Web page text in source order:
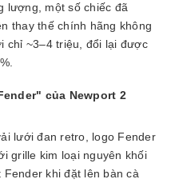
lượng, một số chiếc đã
thay thế chính hãng không
chỉ ~3–4 triệu, đổi lại được
của Newport 2
lưới đan retro, logo Fender
grille kim loại nguyên khối
khi đặt lên bàn cà